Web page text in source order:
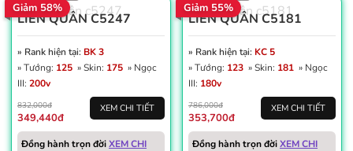
Giảm 58%
LIÊN QUÂN C5247
» Rank hiện tại:
BK 3
» Tướng: 125 » Skin: 175
III: 200v
832,000đ
349,440đ
XEM CHI TIẾT
Đồng hành trọn đờiXEM CHI
Giảm 55%
LIÊN QUÂN C5181
» Rank hiện tại:
KC 5
» Tướng: 123 » Skin: 181
III: 180v
786,000đ
353,700đ
XEM CHI TIẾT
Đồng hành trọn đờiXEM CHI